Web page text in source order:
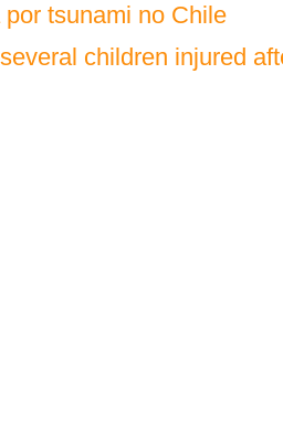
tsunami no Chile
children injured